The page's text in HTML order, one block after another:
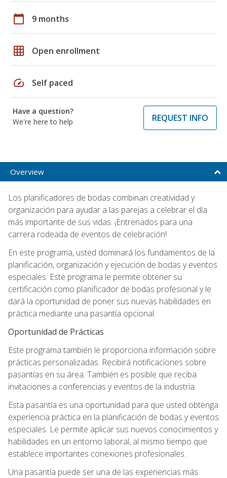
calendar_today 9 months
grid_on Open enrollment
speed Self paced
Have a question?
We're here to help
REQUEST INFO
Overview
Los planificadores de bodas combinan creatividad y
organización para ayudar a las parejas a celebrar el día
más importante de sus vidas. ¡Entrenados para una
carrera rodeada de eventos de celebración!
En este programa, usted dominará los fundamentos de la
planificación, organización y ejecución de bodas y eventos
especiales. Este programa le permite obtener su
certificación como planificador de bodas profesional y le
dará la oportunidad de poner sus nuevas habilidades en
práctica mediante una pasantía opcional.
Oportunidad de Prácticas
Este programa también le proporciona información sobre
prácticas personalizadas. Recibirá notificaciones sobre
pasantías en su área. También es posible que reciba
invitaciones a conferencias y eventos de la industria.
Esta pasantía es una oportunidad para que usted obtenga
experiencia práctica en la planificación de bodas y eventos
especiales. Le permite aplicar sus nuevos conocimientos y
habilidades en un entorno laboral, al mismo tiempo que
establece importantes conexiones profesionales.
Una pasantía puede ser una de las experiencias más